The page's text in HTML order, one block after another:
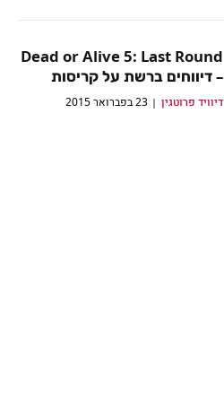
Dead or Alive 5: Last Round
– דיווחים ברשת על קריסות
דיוויד פרוטגין 23 בפברואר 2015